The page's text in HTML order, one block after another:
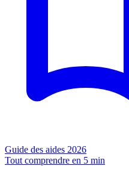
Guide des aides 2026
Tout comprendre en 5 min